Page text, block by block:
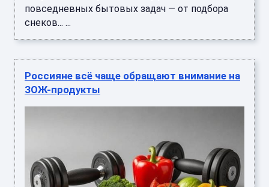
повседневных бытовых задач — от подбора
снеков... ...
Россияне всё чаще обращают внимание на
ЗОЖ-продукты